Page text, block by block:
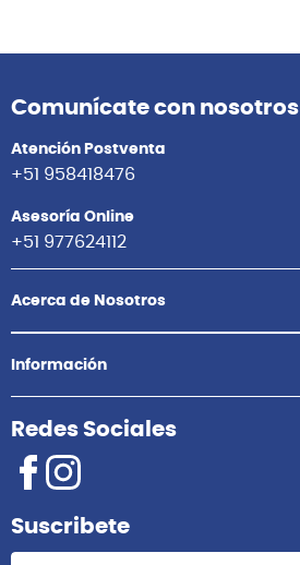
Comunícate con nosotros
Atención Postventa
+51 958418476
Asesoría Online
+51 977624112
Acerca de Nosotros
Información
Redes Sociales
Suscribete